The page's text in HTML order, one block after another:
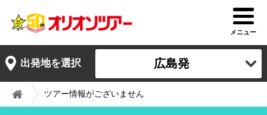
メニュー
出発地を選択 広島発
ツアー情報がございません